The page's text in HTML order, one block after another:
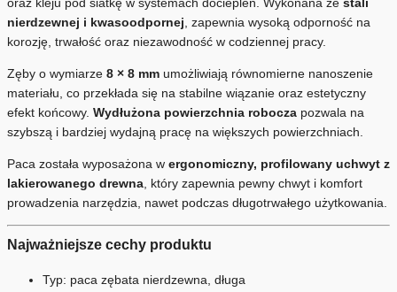
nierdzewnej i kwasoodpornej , zapewnia wysoką odporność na
korozję, trwałość oraz niezawodność w codziennej pracy.
Zęby o wymiarze 8 × 8 mm umożliwiają równomierne nanoszenie
materiału, co przekłada się na stabilne wiązanie oraz estetyczny
efekt końcowy. Wydłużona powierzchnia robocza pozwala na
szybszą i bardziej wydajną pracę na większych powierzchniach.
Paca została wyposażona w ergonomiczny, profilowany uchwyt z
lakierowanego drewna , który zapewnia pewny chwyt i komfort
prowadzenia narzędzia, nawet podczas długotrwałego użytkowania.
Najważniejsze cechy produktu
Typ: paca zębata nierdzewna, długa